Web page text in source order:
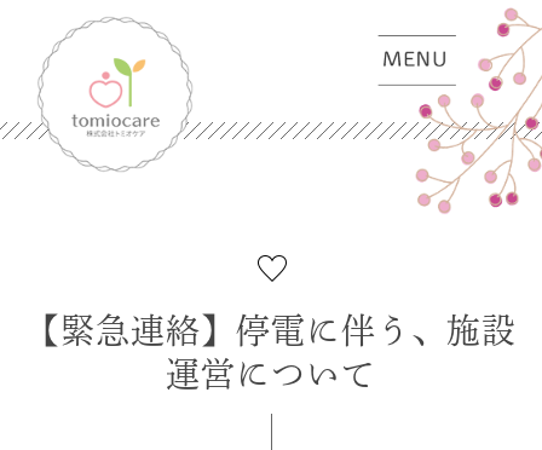
【緊急連絡】停電に伴う、施設
運営について